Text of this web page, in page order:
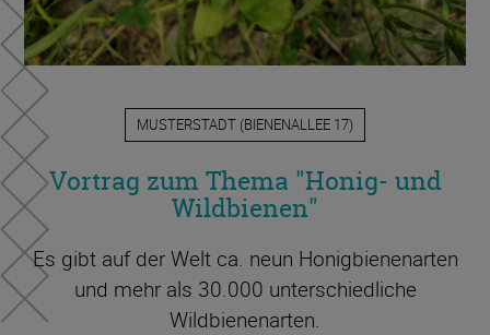
MUSTERSTADT (BIENENALLEE 17)
Vortrag zum Thema "Honig- und
Wildbienen"
Es gibt auf der Welt ca. neun Honigbienenarten
und mehr als 30.000 unterschiedliche
Wildbienenarten.